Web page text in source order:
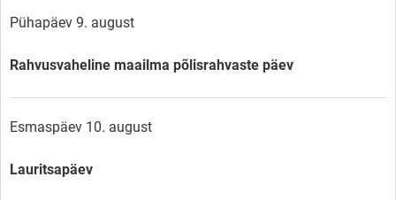
Pühapäev 9. august
Rahvusvaheline maailma põlisrahvaste päev
Esmaspäev 10. august
Lauritsapäev